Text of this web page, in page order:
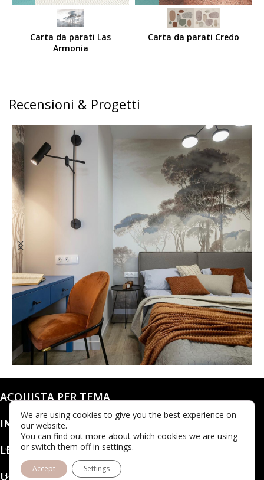
Carta da parati Las
Armonia
Carta da parati Credo
Recensioni & Progetti
@karols_interiors
ACQUISTA PER TEMA
INFO
LEGALE
UBICAZIONE
We are using cookies to give you the best experience on
our website.
You can find out more about which cookies we are using
or switch them off in settings.
Accept Settings